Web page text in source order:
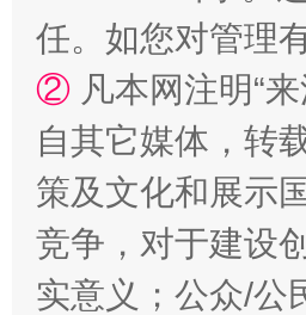
扯下公款旅游的“隐身衣”
任。如您对管理
② 凡本网注明“
自其它媒体，转
策及文化和展示
竞争，对于建设
实意义；公众/公